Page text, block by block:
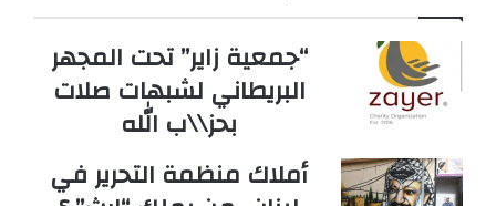
“جمعية زاير” تحت المجهر
البريطاني لشبهات صلات
بحز\\ب الله
أملاك منظمة التحرير في